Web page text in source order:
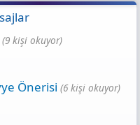
(9 kişi okuyor)
Önerisi (6 kişi okuyor)